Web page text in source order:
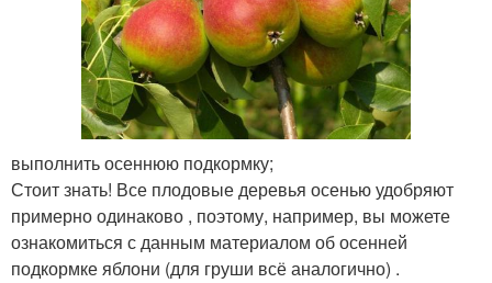
выполнить осеннюю подкормку;
Стоит знать! Все плодовые деревья осенью удобряют
примерно одинаково , поэтому, например, вы можете
ознакомиться с данным материалом об осенней
подкормке яблони (для груши всё аналогично) .